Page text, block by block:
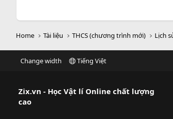
Home Tài liệu THCS (chương trình mới) Lịch
Change width Tiếng Việt
Zix.vn - Học Vật lí Online chất lượng
cao